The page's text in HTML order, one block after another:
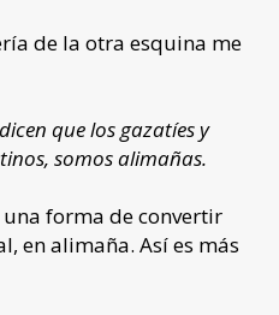
de la otra esquina me
que los gazatíes y
somos alimañas.
forma de convertir
en alimaña. Así es más